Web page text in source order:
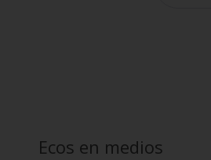
Ecos en medios